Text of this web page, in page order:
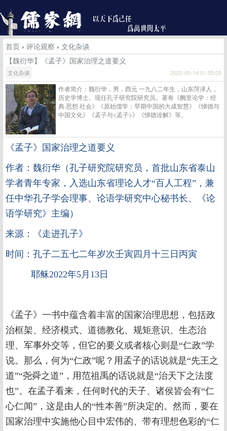
首页 › 评论观察 › 文化杂谈
【魏衍华】《孟子》国家治理之道要义
文化杂谈 2022-05-14 01:55:05
作者简介：魏衍华，男，西元 一九八二年生，山东菏泽人，
历史学博士。现任孔子研究院研究员。著有《阙里论学：经
典·思想·社会》《原始儒学：早期中国的大成智慧》《悌德与
中国文化》《孟子与<孟子>》《悌德诠解》等。
《孟子》国家治理之道要义
作者：魏衍华（孔子研究院研究员，首批山东省泰山
学者青年专家，入选山东省理论人才“百人工程”，兼
任中华孔子学会理事、论语学研究中心秘书长、《论
语学研究》主编）
来源：《走进孔子》
时间：孔子二五七二年岁次壬寅四月十三日丙寅
耶稣2022年5月13日
《孟子》一书中蕴含着丰富的国家治理思想，包括政
治框架、经济模式、道德教化、规矩意识、生态治
理、军事外交等，但它的要义或者核心则是“仁政”学
说。那么，何为“仁政”呢？用孟子的话说就是“先王之
道”“尧舜之道”，用范祖禹的话说就是“治天下之法度
也”。在孟子看来，任何时代的天子、诸侯皆会有“仁
心仁闻”，这是由人的“性本善”所决定的。然而，要在
国家治理中实施他心目中宏伟的、带有理想色彩的“仁